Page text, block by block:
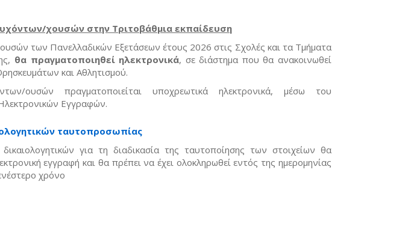
χουσών στην Τριτοβάθμια εκπαίδευση
των Πανελλαδικών Εξετάσεων έτους 2026 στις Σχολές και τα Τμήματα
θα πραγματοποιηθεί ηλεκτρονικά, σε διάστημα που θα ανακοινωθεί
και Αθλητισμού.
ουσών πραγματοποιείται υποχρεωτικά ηλεκτρονικά, μέσω του
Εγγραφών.
ταυτοπροσωπίας
για τη διαδικασία της ταυτοποίησης των στοιχείων θα
εγγραφή και θα πρέπει να έχει ολοκληρωθεί εντός της ημερομηνίας
χρόνο